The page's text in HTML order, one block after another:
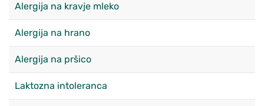
Alergija na kravje mleko
Alergija na hrano
Alergija na pršico
Laktozna intoleranca